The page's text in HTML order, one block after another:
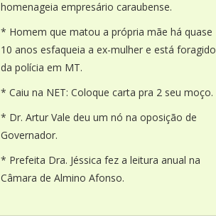
homenageia empresário caraubense.
* Homem que matou a própria mãe há quase
10 anos esfaqueia a ex-mulher e está foragido
da polícia em MT.
* Caiu na NET: Coloque carta pra 2 seu moço.
* Dr. Artur Vale deu um nó na oposição de
Governador.
* Prefeita Dra. Jéssica fez a leitura anual na
Câmara de Almino Afonso.